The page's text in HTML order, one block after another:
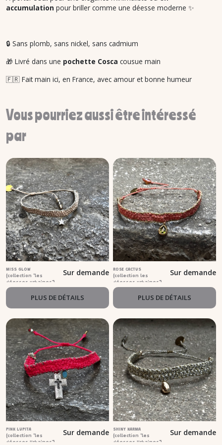
accumulation pour briller comme une déesse moderne ✨
🔒 Sans plomb, sans nickel, sans cadmium
🎁 Livré dans une pochette Cosca cousue main
🇫🇷 Fait main ici, en France, avec amour et bonne humeur
Vous pourriez aussi être intéressé
par
MISS GLOW
(collection "les
déesses urbaines")
Sur demande
PLUS DE DÉTAILS
ROSE CACTUS
(collection les
déesses urbaines")
Sur demande
PLUS DE DÉTAILS
PINK LUPITA
(collection "les
déesses Urbaines")
Sur demande
SHINY KARMA
(collection "les
déesses Urbaines")
Sur demande